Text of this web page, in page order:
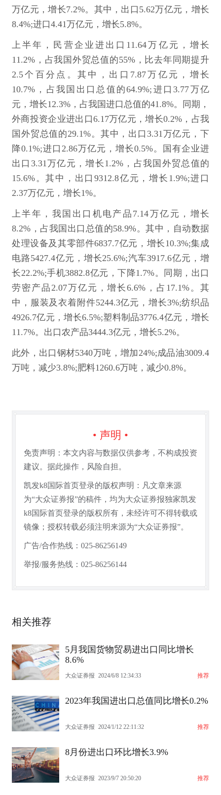
万亿元，增长7.2%。其中，出口5.62万亿元，增长
8.4%;进口4.41万亿元，增长5.8%。
上半年，民营企业进出口11.64万亿元，增长
11.2%，占我国外贸总值的55%，比去年同期提升
2.5个百分点。其中，出口7.87万亿元，增长
10.7%，占我国出口总值的64.9%;进口3.77万亿
元，增长12.3%，占我国进口总值的41.8%。同期，
外商投资企业进出口6.17万亿元，增长0.2%，占我
国外贸总值的29.1%。其中，出口3.31万亿元，下
降0.1%;进口2.86万亿元，增长0.5%。国有企业进
出口3.31万亿元，增长1.2%，占我国外贸总值的
15.6%。其中，出口9312.8亿元，增长1.9%;进口
2.37万亿元，增长1%。
上半年，我国出口机电产品7.14万亿元，增长
8.2%，占我国出口总值的58.9%。其中，自动数据
处理设备及其零部件6837.7亿元，增长10.3%;集成
电路5427.4亿元，增长25.6%;汽车3917.6亿元，增
长22.2%;手机3882.8亿元，下降1.7%。同期，出口
劳密产品2.07万亿元，增长6.6%，占17.1%。其
中，服装及衣着附件5244.3亿元，增长3%;纺织品
4926.7亿元，增长6.5%;塑料制品3776.4亿元，增长
11.7%。出口农产品3444.3亿元，增长5.2%。
此外，出口钢材5340万吨，增加24%;成品油3009.4
万吨，减少3.8%;肥料1260.6万吨，减少0.8%。
• 声明 •
免责声明：本文内容与数据仅供参考，不构成投资
建议。据此操作，风险自担。
凯发k8国际首页登录的版权声明：凡文章来源
为“大众证券报”的稿件，均为大众证券报独家凯发
k8国际首页登录的版权所有，未经许可不得转载或
镜像；授权转载必须注明来源为“大众证券报”。
广告/合作热线：025-86256149
举报/服务热线：025-86256144
相关推荐
5月我国货物贸易进出口同比增长
8.6%
大众证券报 2024/6/8 12:34:33 推荐
2023年我国进出口总值同比增长0.2%
大众证券报 2024/1/12 22:11:32 推荐
8月份进出口环比增长3.9%
大众证券报 2023/9/7 20:50:20 推荐